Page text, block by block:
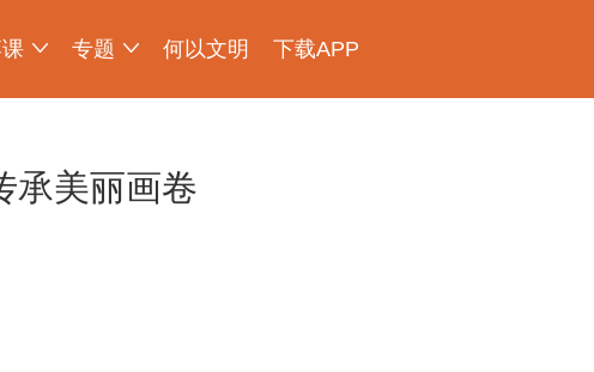
专题 何以文明 下载APP
承美丽画卷